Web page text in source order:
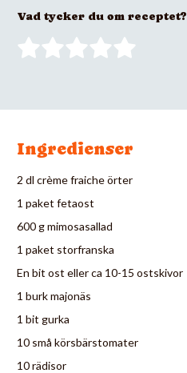
Vad tycker du om receptet?
Ingredienser
2 dl crème fraiche örter
1 paket fetaost
600 g mimosasallad
1 paket storfranska
En bit ost eller ca 10-15 ostskivor
1 burk majonäs
1 bit gurka
10 små körsbärstomater
10 rädisor